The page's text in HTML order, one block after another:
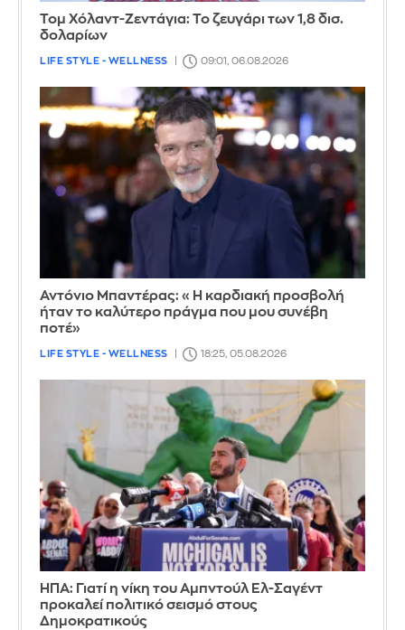
Τομ Χόλαντ-Ζεντάγια: Το ζευγάρι των 1,8 δισ.
δολαρίων
LIFE STYLE - WELLNESS 09:01, 06.08.2026
Αντόνιο Μπαντέρας: «Η καρδιακή προσβολή
ήταν το καλύτερο πράγμα που μου συνέβη
ποτέ»
LIFE STYLE - WELLNESS 18:25, 05.08.2026
ΗΠΑ: Γιατί η νίκη του Αμπντούλ Ελ-Σαγέντ
προκαλεί πολιτικό σεισμό στους
Δημοκρατικούς